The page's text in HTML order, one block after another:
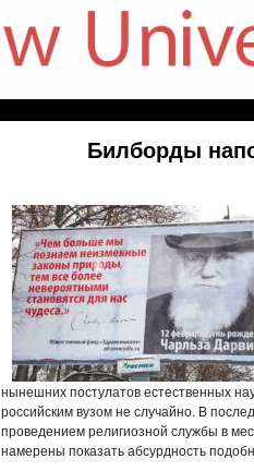
Билборды
нынешних постулатов естественных
российским вузом не случайно. В
проведением религиозной службы в
намерены показать абсурдность